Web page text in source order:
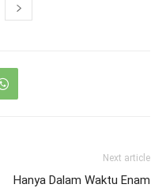
Next article
Hanya Dalam Waktu Enam